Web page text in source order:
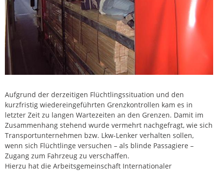
Aufgrund der derzeitigen Flüchtlingssituation und den
kurzfristig wiedereingeführten Grenzkontrollen kam es in
letzter Zeit zu langen Wartezeiten an den Grenzen. Damit im
Zusammenhang stehend wurde vermehrt nachgefragt, wie sich
Transportunternehmen bzw. Lkw-Lenker verhalten sollen,
wenn sich Flüchtlinge versuchen – als blinde Passagiere –
Zugang zum Fahrzeug zu verschaffen.
Hierzu hat die Arbeitsgemeinschaft Internationaler